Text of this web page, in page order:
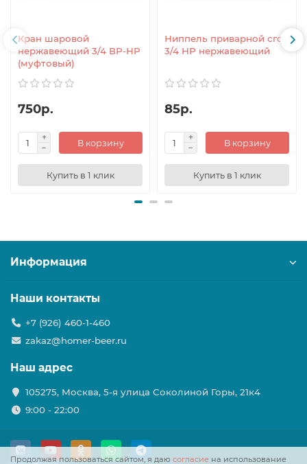
Кран шаровой
нержавеющий 3/4 ВР-НР
(муфтовый)
750р.
В корзину
Купить в 1 клик
Ниппель приварной сгон
3/4 НР нержавеющий
85р.
В корзину
Купить в 1 клик
Продолжая пользоваться сайтом, я даю согласие на использование
Информация
Наши контакты
+7 (926) 460-1-460
zakaz@homer-beer.ru
Наш адрес
105275, Москва, 5-я улица Соколиной Горы, 21к4
9:00 - 22:00